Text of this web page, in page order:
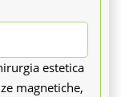
estetica
magnetiche,